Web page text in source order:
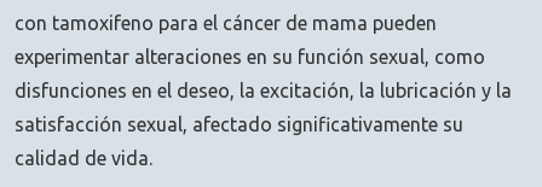
con tamoxifeno para el cáncer de mama pueden
experimentar alteraciones en su función sexual, como
disfunciones en el deseo, la excitación, la lubricación y la
satisfacción sexual, afectado significativamente su
calidad de vida.